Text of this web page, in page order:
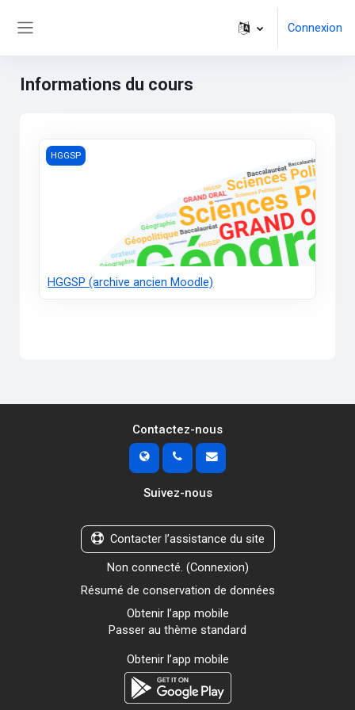
Connexion
Informations du cours
Image du cours HGGSP (archive ancien Moodle)
HGGSP
HGGSP (archive ancien Moodle)
Contactez-nous
Suivez-nous
Contacter l’assistance du site
Non connecté. (Connexion)
Résumé de conservation de données
Obtenir l’app mobile
Passer au thème standard
Obtenir l’app mobile